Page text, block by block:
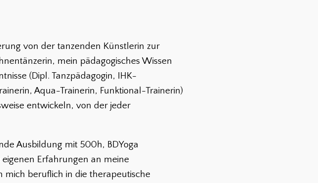
von der tanzenden Künstlerin zur
mein pädagogisches Wissen
(Dipl. Tanzpädagogin, IHK-
Aqua-Trainerin, Funktional-Trainerin)
entwickeln, von der jeder
Ausbildung mit 500h, BDYoga
Erfahrungen an meine
mich beruflich in die therapeutische